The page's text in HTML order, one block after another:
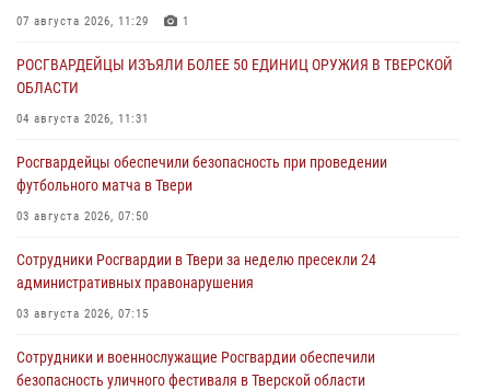
07 августа 2026, 11:29 1
РОСГВАРДЕЙЦЫ ИЗЪЯЛИ БОЛЕЕ 50 ЕДИНИЦ ОРУЖИЯ В ТВЕРСКОЙ
ОБЛАСТИ
04 августа 2026, 11:31
Росгвардейцы обеспечили безопасность при проведении
футбольного матча в Твери
03 августа 2026, 07:50
Сотрудники Росгвардии в Твери за неделю пресекли 24
административных правонарушения
03 августа 2026, 07:15
Сотрудники и военнослужащие Росгвардии обеспечили
безопасность уличного фестиваля в Тверской области